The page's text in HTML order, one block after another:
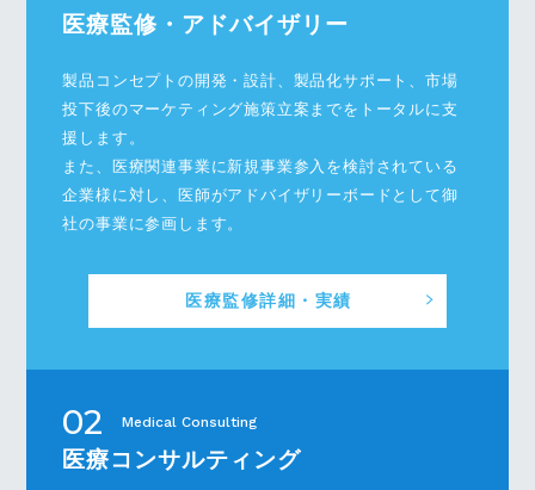
医療監修・アドバイザリー
製品コンセプトの開発・設計、製品化サポート、市場
投下後のマーケティング施策立案までをトータルに支
援します。
また、医療関連事業に新規事業参入を検討されている
企業様に対し、医師がアドバイザリーボードとして御
社の事業に参画します。
医療監修詳細・実績
02 Medical Consulting
医療コンサルティング